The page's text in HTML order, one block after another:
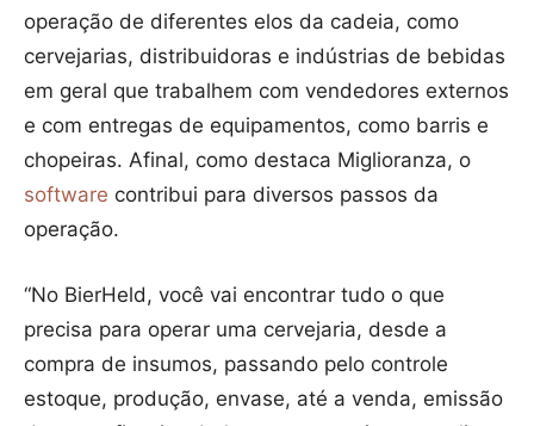
operação de diferentes elos da cadeia, como
cervejarias, distribuidoras e indústrias de bebidas
em geral que trabalhem com vendedores externos
e com entregas de equipamentos, como barris e
chopeiras. Afinal, como destaca Miglioranza, o
software contribui para diversos passos da
operação.
“No BierHeld, você vai encontrar tudo o que
precisa para operar uma cervejaria, desde a
compra de insumos, passando pelo controle
estoque, produção, envase, até a venda, emissão